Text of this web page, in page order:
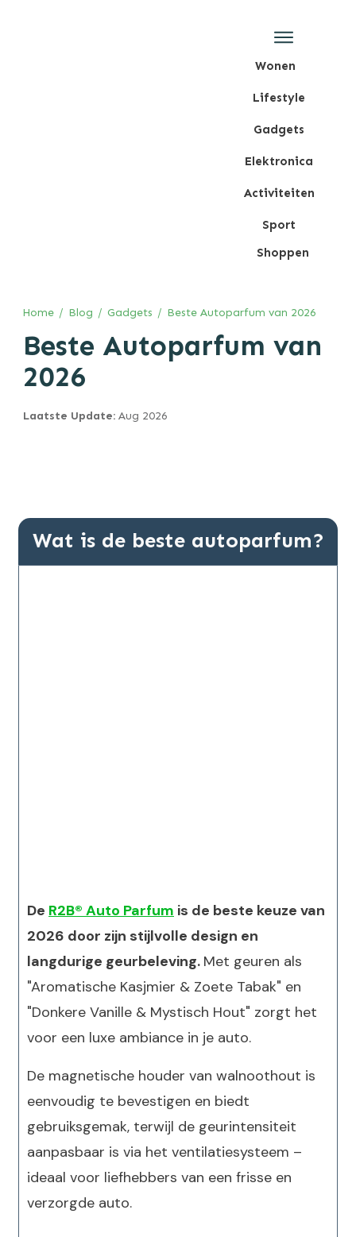
Wonen
Lifestyle
Gadgets
Elektronica
Activiteiten
Sport
Shoppen
Home / Blog / Gadgets / Beste Autoparfum van 2026
Beste Autoparfum van
2026
Laatste Update: Aug 2026
Wat is de beste autoparfum?
De R2B® Auto Parfum is de beste keuze van
2026 door zijn stijlvolle design en
langdurige geurbeleving. Met geuren als
"Aromatische Kasjmier & Zoete Tabak" en
"Donkere Vanille & Mystisch Hout" zorgt het
voor een luxe ambiance in je auto.
De magnetische houder van walnoothout is
eenvoudig te bevestigen en biedt
gebruiksgemak, terwijl de geurintensiteit
aanpasbaar is via het ventilatiesysteem –
ideaal voor liefhebbers van een frisse en
verzorgde auto.